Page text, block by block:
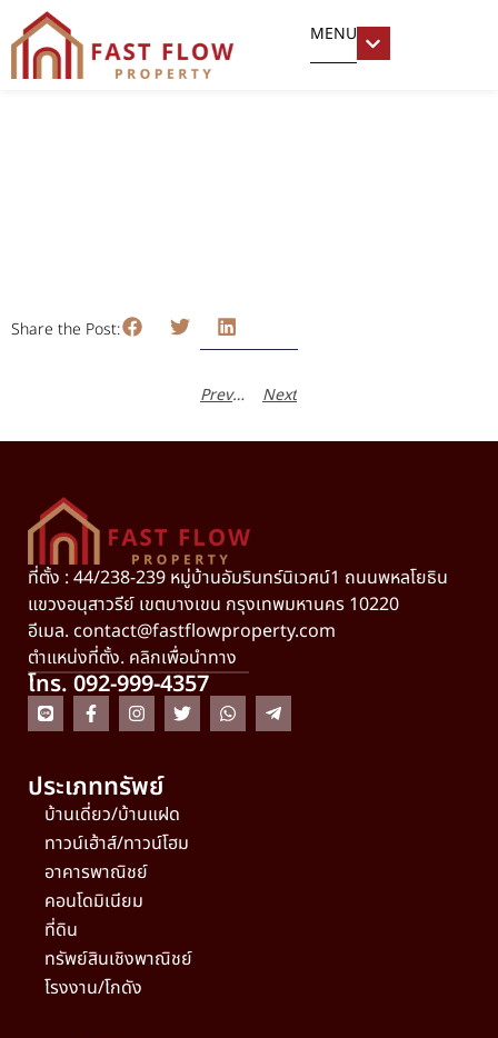
MENU
Share the Post:
Previous Next
ที่ตั้ง : 44/238-239 หมู่บ้านอัมรินทร์นิเวศน์1 ถนนพหลโยธิน
แขวงอนุสาวรีย์ เขตบางเขน กรุงเทพมหานคร 10220
อีเมล. contact@fastflowproperty.com
ตำแหน่งที่ตั้ง. คลิกเพื่อนำทาง
โทร. 092-999-4357
ประเภททรัพย์
บ้านเดี่ยว/บ้านแฝด
ทาวน์เฮ้าส์/ทาวน์โฮม
อาคารพาณิชย์
คอนโดมิเนียม
ที่ดิน
ทรัพย์สินเชิงพาณิชย์
โรงงาน/โกดัง